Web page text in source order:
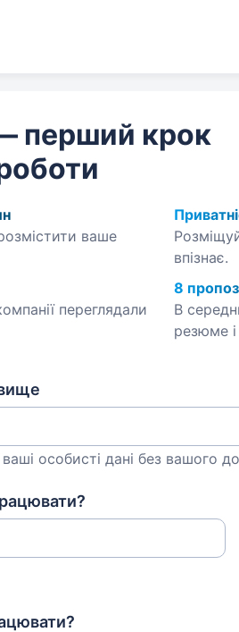
перший крок
ваше
впізнає.
переглядали
8
В
резюме
особисті дані без вашого